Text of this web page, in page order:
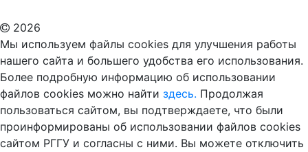
2026
Мы используем файлы cookies для улучшения работы
нашего сайта и большего удобства его использования.
Более подробную информацию об использовании
файлов cookies можно найти здесь. Продолжая
пользоваться сайтом, вы подтверждаете, что были
проинформированы об использовании файлов cookies
сайтом РГГУ и согласны с ними. Вы можете отключить